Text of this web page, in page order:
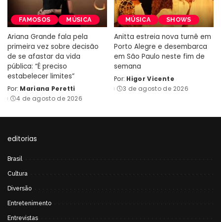
FAMOSOS MÚSICA
Ariana Grande fala pela
primeira vez sobre decisão
de se afastar da vida
pública: “É preciso
estabelecer limites”
Posted
by
Por: Mariana Peretti
4 de agosto de 2026
MÚSICA SHOWS
Anitta estreia nova turnê em
Porto Alegre e desembarca
em São Paulo neste fim de
semana
Posted
by
Por: Higor Vicente
3 de agosto de 2026
editorias
Brasil
Cultura
Diversão
Entretenimento
Entrevistas